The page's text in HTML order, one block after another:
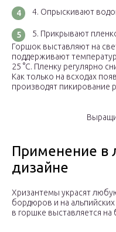
Опрыскивают
Прикрывают
Горшок выставляют на
поддерживают
25 °С. Пленку регулярно
Как только на всходах
производят пикирование
Применение в
дизайне
Хризантемы украсят
бордюров и на
в горшке выставляется